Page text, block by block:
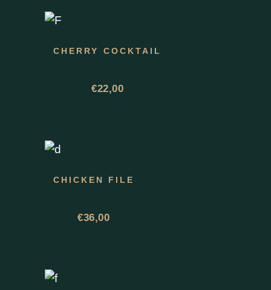
CHERRY COCKTAIL
€22,00
CHICKEN FILE
€36,00